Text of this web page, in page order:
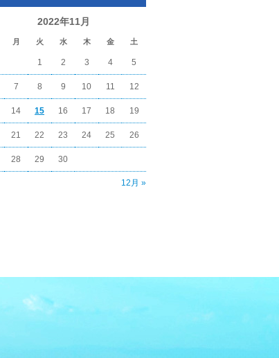
2022年11月
月 火 水 木 金 土
12月 »
1 2 3 4 5
7 8 9 10 11 12
14 15 16 17 18 19
21 22 23 24 25 26
28 29 30